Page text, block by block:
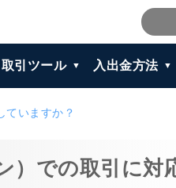
取引ツール 入出金方法
ていますか？
）での取引に対